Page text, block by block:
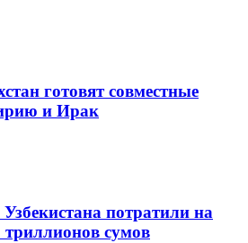
готовят совместные
и Ирак
потратили на
триллионов сумов